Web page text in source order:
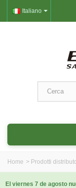
Italiano
Home > Prodotti
El viernes 7 de agosto